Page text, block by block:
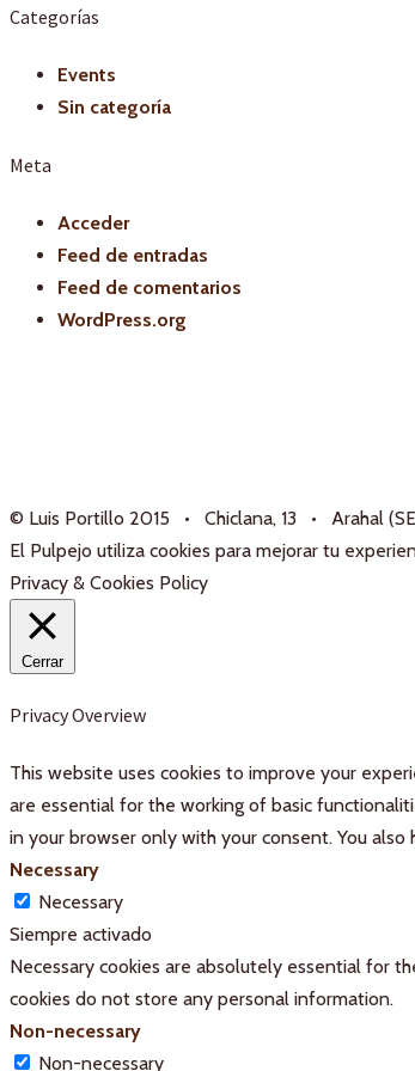
Categorías
Events
Sin categoría
Meta
Acceder
Feed de entradas
Feed de comentarios
WordPress.org
© Luis Portillo 2015 • Chiclana, 13 • Arahal
El Pulpejo utiliza cookies para mejorar tu
Privacy & Cookies Policy
Cerrar
Privacy Overview
This website uses cookies to improve your
are essential for the working of basic
in your browser only with your consent. You
Necessary
Necessary
Siempre activado
Necessary cookies are absolutely essential for
cookies do not store any personal information.
Non-necessary
Non-necessary